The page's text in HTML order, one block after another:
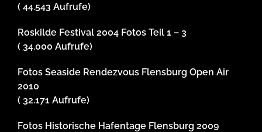
( 44.543 Aufrufe)
Roskilde Festival 2004 Fotos Teil 1 – 3
( 34.000 Aufrufe)
Fotos Seaside Rendezvous Flensburg Open Air
2010
( 32.171 Aufrufe)
Fotos Historische Hafentage Flensburg 2009